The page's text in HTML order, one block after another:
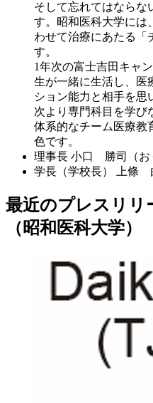
そして忘れてはならな
す。昭和医科大学には
わせて治療にあたる「
す。
1年次の富士吉田キャ
生が一緒に生活し、医
ション能力と相手を思
次より専門科目を学び
体系的なチーム医療教
色です。
理事長 小口 勝司（お
学長（学校長）
上條
最近のプレスリリ
（昭和医科大学）